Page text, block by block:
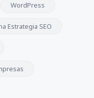
WordPress
Estrategia SEO